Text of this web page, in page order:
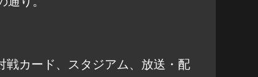
戦カード、スタジアム、放送・配